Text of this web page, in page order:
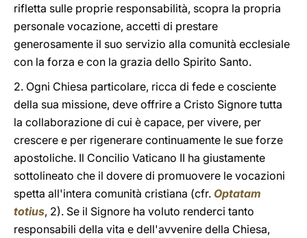
rifletta sulle proprie responsabilità, scopra la propria
personale vocazione, accetti di prestare
generosamente il suo servizio alla comunità ecclesiale
con la forza e con la grazia dello Spirito Santo.
2. Ogni Chiesa particolare, ricca di fede e cosciente
della sua missione, deve offrire a Cristo Signore tutta
la collaborazione di cui è capace, per vivere, per
crescere e per rigenerare continuamente le sue forze
apostoliche. Il Concilio Vaticano II ha giustamente
sottolineato che il dovere di promuovere le vocazioni
spetta all'intera comunità cristiana (cfr. Optatam
totius, 2). Se il Signore ha voluto renderci tanto
responsabili della vita e dell'avvenire della Chiesa,